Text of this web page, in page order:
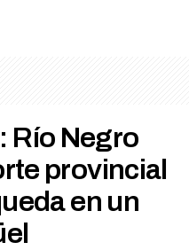
Río Negro
provincial
en un